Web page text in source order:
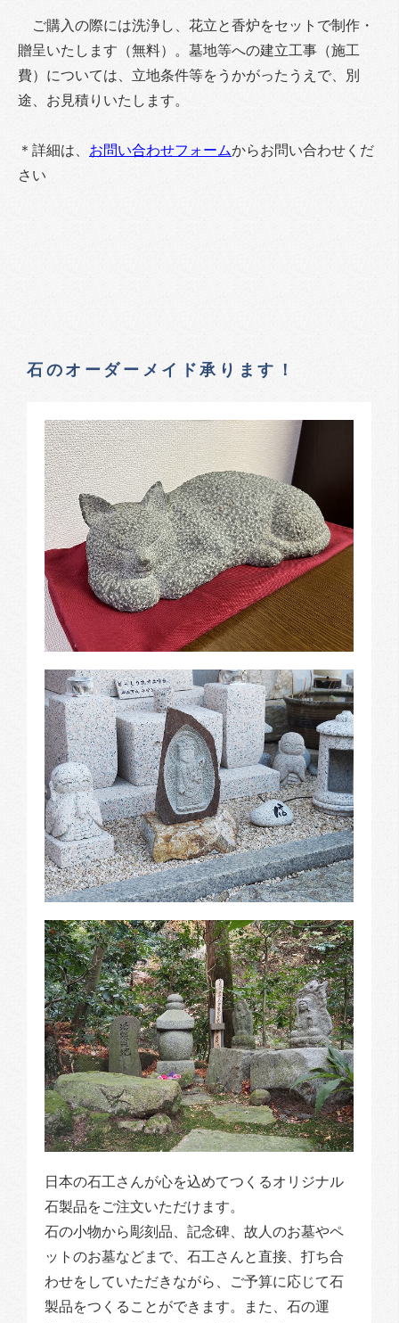
ご購入の際には洗浄し、花立と香炉をセットで制作・
贈呈いたします（無料）。墓地等への建立工事（施工
費）については、立地条件等をうかがったうえで、別
途、お見積りいたします。
＊詳細は、 お問い合わせフォームからお問い合わせくだ
さい
石のオーダーメイド承ります！
日本の石工さんが心を込めてつくるオリジナル
石製品をご注文いただけます。
石の小物から彫刻品、記念碑、故人のお墓やペ
ットのお墓などまで、石工さんと直接、打ち合
わせをしていただきながら、ご予算に応じて石
製品をつくることができます。また、石の運